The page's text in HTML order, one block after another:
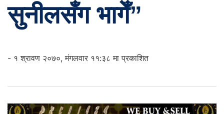
सुनीलसँग भागेँ”
- १ श्रावण २०७०, मंगलवार ११:३८ मा प्रकाशित